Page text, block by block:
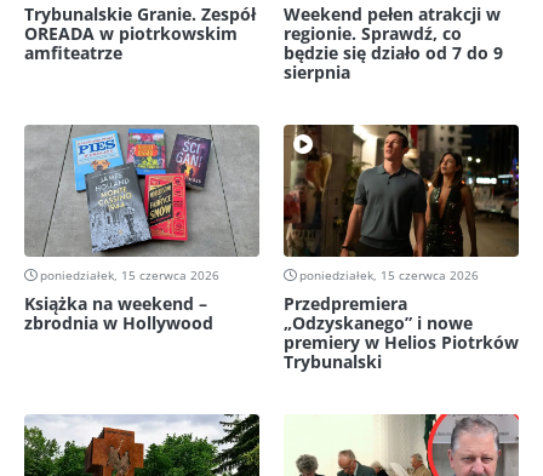
Trybunalskie Granie. Zespół
OREADA w piotrkowskim
amfiteatrze
Weekend pełen atrakcji w
regionie. Sprawdź, co
będzie się działo od 7 do 9
sierpnia
poniedziałek, 15 czerwca 2026
Książka na weekend –
zbrodnia w Hollywood
poniedziałek, 15 czerwca 2026
Przedpremiera
„Odzyskanego” i nowe
premiery w Helios Piotrków
Trybunalski